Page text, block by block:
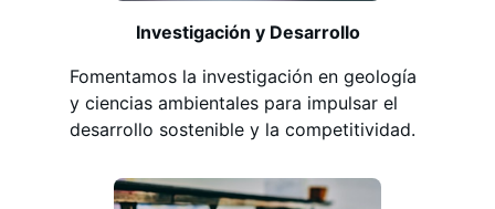
Investigación y Desarrollo
Fomentamos la investigación en geología
y ciencias ambientales para impulsar el
desarrollo sostenible y la competitividad.